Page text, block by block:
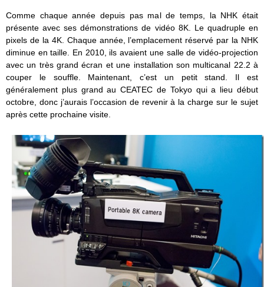
Comme chaque année depuis pas mal de temps, la NHK était
présente avec ses démonstrations de vidéo 8K. Le quadruple en
pixels de la 4K. Chaque année, l’emplacement réservé par la NHK
diminue en taille. En 2010, ils avaient une salle de vidéo-projection
avec un très grand écran et une installation son multicanal 22.2 à
couper le souffle. Maintenant, c’est un petit stand. Il est
généralement plus grand au CEATEC de Tokyo qui a lieu début
octobre, donc j’aurais l’occasion de revenir à la charge sur le sujet
après cette prochaine visite.